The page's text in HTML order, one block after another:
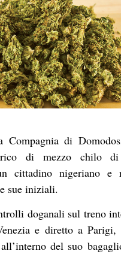
di
di mezzo chilo di
cittadino nigeriano e
sue iniziali.
doganali sul treno
e diretto a
del suo